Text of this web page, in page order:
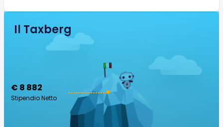
Il Taxberg
€ 8 882
Stipendio Netto